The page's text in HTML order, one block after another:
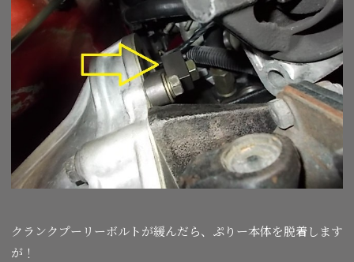
クランクプーリーボルトが緩んだら、ぷりー本体を脱着します
が！